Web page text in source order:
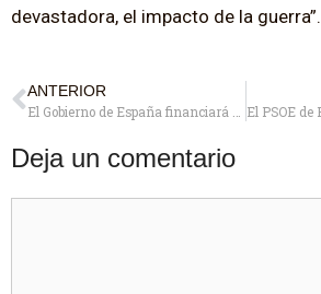
devastadora, el impacto de la guerra”.
ANTERIOR
Deja un comentario